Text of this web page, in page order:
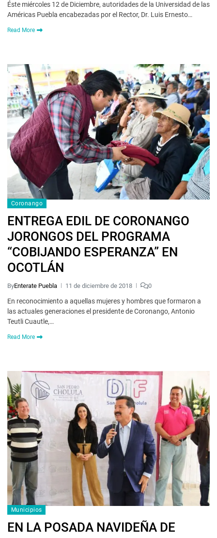
Éste miércoles 12 de Diciembre, autoridades de la Universidad de las
Américas Puebla encabezadas por el Rector, Dr. Luis Ernesto…
Read More
Coronango
ENTREGA EDIL DE CORONANGO
JORONGOS DEL PROGRAMA
“COBIJANDO ESPERANZA” EN
OCOTLÁN
ByEnterate Puebla 11 de diciembre de 2018 0
En reconocimiento a aquellas mujeres y hombres que formaron a
las actuales generaciones el presidente de Coronango, Antonio
Teutli Cuautle,…
Read More
Municipios
EN LA POSADA NAVIDEÑA DE